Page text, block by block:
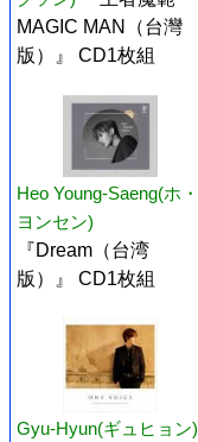
MAGIC MAN（台灣
版）』 CD1枚組
Heo Young-Saeng(ホ・
ヨンセン)
『Dream（台湾
版）』 CD1枚組
Gyu-Hyun(ギュヒョン)